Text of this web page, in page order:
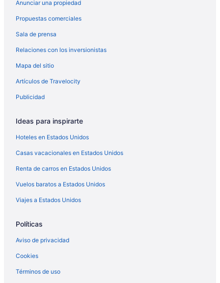
Discounted Rates
Hot tub! 25-30 Minutes N of Broken Bow Lake! River
Bear Mountain Lakehouse on Privately-Owned Lake
Luxury Cabin adjoining Robber's Cave State Park
Gorgeous Mountain Lodge on Privately-Owned Lake
- Sleeps 30!
Unique Log House nestled in the woods near Billy
Secluded property
Motel 6 McAlester, OK
Anunciar una propiedad
Propuestas comerciales
Sala de prensa
Relaciones con los inversionistas
Mapa del sitio
Artículos de Travelocity
Publicidad
Ideas para inspirarte
Hoteles en Estados Unidos
Casas vacacionales en Estados Unidos
Renta de carros en Estados Unidos
Vuelos baratos a Estados Unidos
Viajes a Estados Unidos
Políticas
Aviso de privacidad
Cookies
Términos de uso